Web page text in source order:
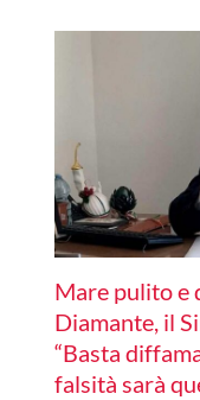
Mare pulito e
Diamante, il
“Basta
falsità sarà